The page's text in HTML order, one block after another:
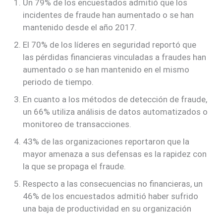
Un 79% de los encuestados admitió que los
incidentes de fraude han aumentado o se han
mantenido desde el año 2017.
El 70% de los líderes en seguridad reportó que
las pérdidas financieras vinculadas a fraudes han
aumentado o se han mantenido en el mismo
periodo de tiempo.
En cuanto a los métodos de detección de fraude,
un 66% utiliza análisis de datos automatizados o
monitoreo de transacciones.
43% de las organizaciones reportaron que la
mayor amenaza a sus defensas es la rapidez con
la que se propaga el fraude.
Respecto a las consecuencias no financieras, un
46% de los encuestados admitió haber sufrido
una baja de productividad en su organización